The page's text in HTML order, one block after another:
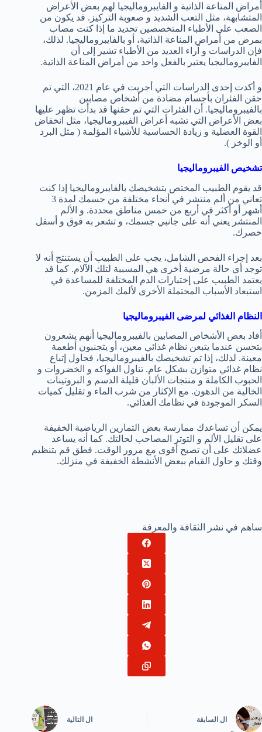
أمراض المناعة الذاتية و الفايبروماليجيا لهم بعض الأعراض
المتشابهة، مثل التعب الشديد و صعوبة التركيز. قد يكون من
الصعب على الأطباء المتخصصين تحديد ما إذا كنت مصاب
بمرض من أمراض المناعة الذاتية، أو بالفايبروماليجيا. لذلك،
فإن الدراسات و آراء العديد من الأطباء تشير إلى أن
الفايبروماليجيا يعتبر بالفعل واحد من أمراض المناعة الذاتية.
و أكدت إحدى الدراسات التي أجريت في عام 2021، التي تم
حقن الفئران بأجسام مضادة من أشخاص مصابين
بالفيبروماليجيا. أن الفئرات التي تم حقنها قد بدأت تظهر عليها
بعض الأعراض التي تشبه أعراض الفيبروماليجيا، مثل انخفاض
القوة العضلية و زيادة الحساسية للأشياء المؤلمة ( مثل البرد
أو الوخز ).
تشخيص الفيبروماليجيا
قد يقوم الطبيب المختص بتشخيصك بالفايبروماليجيا إذا كنت
تعاني من ألم منتشر في أنحاء مختلفة من جسمك لمدة 3
أشهر أو أكثر في أربع من خمس مناطق محددة. و الألم
المنتشر يعني أنه على جانبي جسمك، و تشعر به فوق و أسفل
خصرك.
بعد إجراء الفحص الشامل، يجب على الطبيب أن يستنتج أنه لا
توجد أي حالة مرضية أخرى هي المسببة لتلك الآلام. كما قد
يعتمد الطبيب على إختبارات الدم المختلفة للمساعدة في
استبعاد الأسباب المحتملة الأخرى لألمك المزمن.
النظام الغذائي لمرضى الفيبروماليجيا
أفاد بعض الأشخاص المصابين بالفيبروماليجيا أنهم يشعرون
بتحسن عندما يتبعن نظام غذائي معين، أو يتجنبون أطعمة
معينة. لذلك، إذا تم تشخيصك بالفيبروماليجيا، فحاول إتباع
نظام غذائي متوازن بشكل عام. تناول الفواكه و الخضروات و
الحبوب الكاملة و منتجات الألبان قليلة الدسم و البروتينات
الخالية من الدهون. مع الإكثار من شرب الماء و تقليل كميات
السكر الموجودة في نظامك الغذائي.
يمكن أن تساعدك ممارسة بعض التمارين الرياضية الخفيفة
على تقليل الألم و التوتر المصاحب لحالتك. كما أنه يساعد
عضلاتك على أن تصبح أقوى مع مرور الوقت. فطق قم بتنظيم
وقتك و حاول القيام ببعض الأنشطة الخفيفة في منزلك.
ساهم في نشر الثقافة والمعرفة
ال السابقة ال التالية